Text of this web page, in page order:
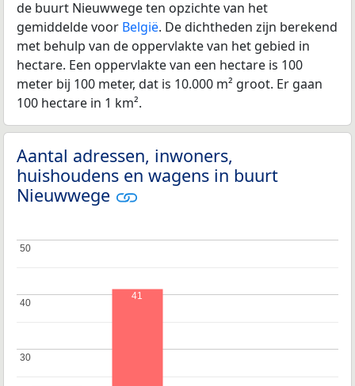
de buurt Nieuwwege ten opzichte van het
gemiddelde voor België. De dichtheden zijn berekend
met behulp van de oppervlakte van het gebied in
hectare. Een oppervlakte van een hectare is 100
meter bij 100 meter, dat is 10.000 m² groot. Er gaan
100 hectare in 1 km².
Aantal adressen, inwoners,
huishoudens en wagens in buurt
Nieuwwege
30
30
40
40
50
50
41